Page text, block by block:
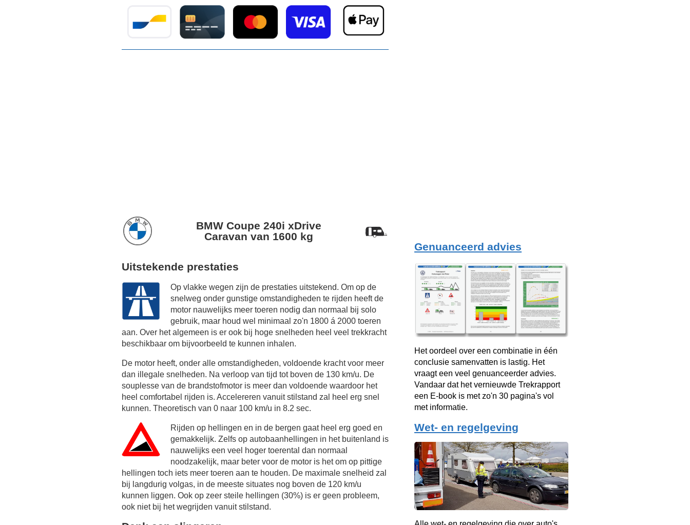
BMW Coupe 240i xDrive
Caravan van 1600 kg
Uitstekende prestaties
Op vlakke wegen zijn de prestaties uitstekend. Om op de
snelweg onder gunstige omstandigheden te rijden heeft de
motor nauwelijks meer toeren nodig dan normaal bij solo
gebruik, maar houd wel minimaal zo'n 1800 á 2000 toeren
aan. Over het algemeen is er ook bij hoge snelheden heel veel trekkracht
beschikbaar om bijvoorbeeld te kunnen inhalen.
De motor heeft, onder alle omstandigheden, voldoende kracht voor meer
dan illegale snelheden. Na verloop van tijd tot boven de 130 km/u. De
souplesse van de brandstofmotor is meer dan voldoende waardoor het
heel comfortabel rijden is. Accelereren vanuit stilstand zal heel erg snel
kunnen. Theoretisch van 0 naar 100 km/u in 8.2 sec.
Rijden op hellingen en in de bergen gaat heel erg goed en
gemakkelijk. Zelfs op autobaanhellingen in het buitenland is
nauwelijks een veel hoger toerental dan normaal
noodzakelijk, maar beter voor de motor is het om op pittige
hellingen toch iets meer toeren aan te houden. De maximale snelheid zal
bij langdurig volgas, in de meeste situates nog boven de 120 km/u
kunnen liggen. Ook op zeer steile hellingen (30%) is er geen probleem,
ook niet bij het wegrijden vanuit stilstand.
Genuanceerd advies
Het oordeel over een combinatie in één
conclusie samenvatten is lastig. Het
vraagt een veel genuanceerder advies.
Vandaar dat het vernieuwde Trekrapport
een E-book is met zo'n 30 pagina's vol
met informatie.
Wet- en regelgeving